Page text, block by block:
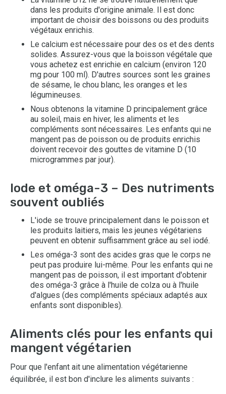
dans les produits d'origine animale. Il est donc
important de choisir des boissons ou des produits
végétaux enrichis.
Le calcium est nécessaire pour des os et des dents
solides. Assurez-vous que la boisson végétale que
vous achetez est enrichie en calcium (environ 120
mg pour 100 ml). D'autres sources sont les graines
de sésame, le chou blanc, les oranges et les
légumineuses.
Nous obtenons la vitamine D principalement grâce
au soleil, mais en hiver, les aliments et les
compléments sont nécessaires. Les enfants qui ne
mangent pas de poisson ou de produits enrichis
doivent recevoir des gouttes de vitamine D (10
microgrammes par jour).
Iode et oméga-3 – Des nutriments
souvent oubliés
L'iode se trouve principalement dans le poisson et
les produits laitiers, mais les jeunes végétariens
peuvent en obtenir suffisamment grâce au sel iodé.
Les oméga-3 sont des acides gras que le corps ne
peut pas produire lui-même. Pour les enfants qui ne
mangent pas de poisson, il est important d'obtenir
des oméga-3 grâce à l'huile de colza ou à l'huile
d'algues (des compléments spéciaux adaptés aux
enfants sont disponibles).
Aliments clés pour les enfants qui
mangent végétarien
Pour que l'enfant ait une alimentation végétarienne
équilibrée, il est bon d'inclure les aliments suivants :